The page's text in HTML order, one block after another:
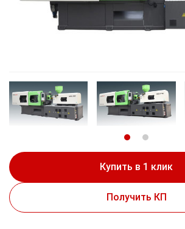
Купить в 1 клик
Получить КП